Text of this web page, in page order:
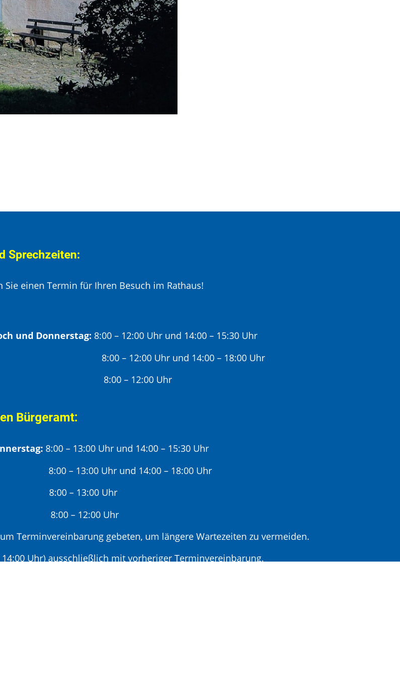
Sprechzeiten:
Sie einen Termin für Ihren Besuch im Rathaus!
und Donnerstag: 8:00 – 12:00 Uhr und 14:00 – 15:30 Uhr
8:00 – 12:00 Uhr und 14:00 – 18:00 Uhr
8:00 – 12:00 Uhr
Bürgeramt:
8:00 – 13:00 Uhr und 14:00 – 15:30 Uhr
– 13:00 Uhr und 14:00 – 18:00 Uhr
– 13:00 Uhr
8:00 – 12:00 Uhr
Terminvereinbarung gebeten, um längere Wartezeiten zu vermeiden.
Uhr) ausschließlich mit vorheriger Terminvereinbarung.